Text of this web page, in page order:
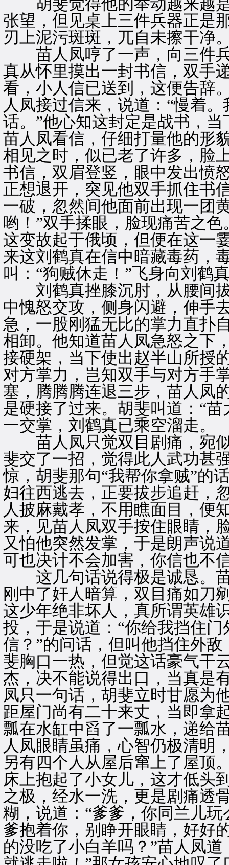
胡斐觉得他的举动越来越是
张望，但见桌上三件兵器正是
刃上泥污斑斑，兀自未擦干净
苗人凤哼了一声，向三件兵
真从怀里摸出一封书信，双手
看，小人信已送到，这便告辞
人凤接过信来，说道：“慢着
话。”他心知这封定是战书，
苗人凤看信，仔细打量他的形
相见之时，似已老了许多，脸
书信，双眉登竖，眼中发出愤
正想退开，突见他双手抓住书
一破，忽然间他面前出现一团
哟！”双手揉眼，脸现痛苦之
这变故起于俄顷，但便在这一
来这刘鹤真在信中暗藏毒药，
叫：“狗贼休走！”飞身向刘鹤
刘鹤真挫膝沉肘，从腰间拔
中愧怒交攻，侧身闪避，伸手
急，一股刚猛无比的掌力直扑
相卸。他知道苗人凤急怒之下
接硬架，当下使出赵半山所授
对方掌力，岂知双手与对方手
塞，腾腾腾连退三步，苗人凤
是硬接了过来。胡斐叫道：“
一交掌，刘鹤真已乘空溜走。
苗人凤只觉双目剧痛，宛似
斐交了一招，觉得此人武功甚
惊，胡斐那句“我帮你拿贼”的
妇往西逃去，正要拔步追赶，
人披麻戴孝，不用瞧面目，便
来，见苗人凤双手按住眼睛，
又怕他突然发掌，于是朗声说
可也决计不会加害，你信也不
这几句话说得极是诚恳。苗
刚中了奸人暗算，双目痛如刀
这少年绝非坏人，真所谓英雄
投，于是说道：“你给我挡住
信？”的问话，但叫他挡住外
斐胸口一热，但觉这话豪气干
杰，决不能说得出口，当真是
凤只一句话，胡斐立时甘愿为
距屋门尚有二十来丈，当即拿
瓢在水缸中舀了一瓢水，递给
人凤眼睛虽痛，心智仍极清明
另有四个人从屋后窜上了屋顶
床上抱起了小女儿，这才低头
之极，经水一洗，更是剧痛透
糊，说道：“爹爹，你同兰儿
爹抱着你，别睁开眼睛，好好
的没吃了小白羊吗？”苗人凤